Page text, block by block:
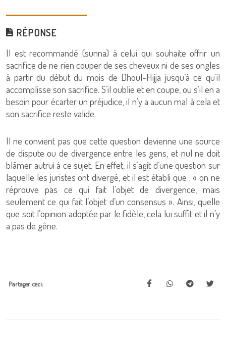
RÉPONSE
Il est recommandé (sunna) à celui qui souhaite offrir un
sacrifice de ne rien couper de ses cheveux ni de ses ongles
à partir du début du mois de Dhoul-Hijja jusqu’à ce qu’il
accomplisse son sacrifice. S’il oublie et en coupe, ou s’il en a
besoin pour écarter un préjudice, il n’y a aucun mal à cela et
son sacrifice reste valide.
Il ne convient pas que cette question devienne une source
de dispute ou de divergence entre les gens, et nul ne doit
blâmer autrui à ce sujet. En effet, il s’agit d’une question sur
laquelle les juristes ont divergé, et il est établi que : « on ne
réprouve pas ce qui fait l’objet de divergence, mais
seulement ce qui fait l’objet d’un consensus ». Ainsi, quelle
que soit l’opinion adoptée par le fidèle, cela lui suffit et il n’y
a pas de gêne.
Partager ceci: